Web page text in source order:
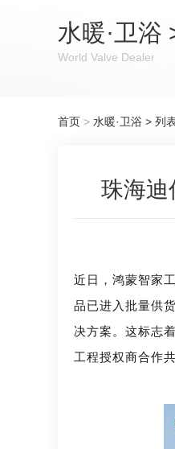
水暖·卫浴
World Valve Dealer
首页 > 水暖·卫浴 > 列
珠海迪
近日，鸿蒙智家
品已进入批量供
决方案。这标志
工程授权商合作